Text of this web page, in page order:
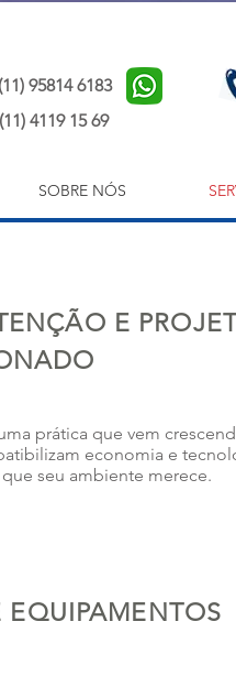
(11) 95814 6183
(11) 4119 15 69
SOBRE NÓS
E
prática que vem
economia e
seu ambiente merece.